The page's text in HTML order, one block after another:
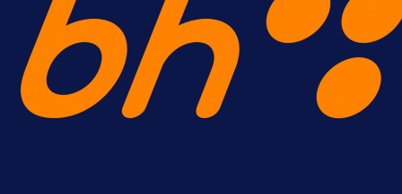
Premijer liga BiH
Željo uprkos svim problemima
krenuo pobjedom: Plavi slavili na